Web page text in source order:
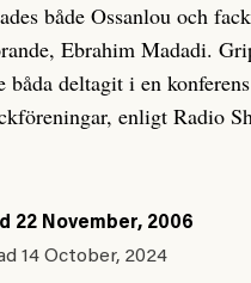
både Ossanlou och
Ebrahim Madadi.
båda deltagit i en
enligt Radio
22 November, 2006
14 October, 2024